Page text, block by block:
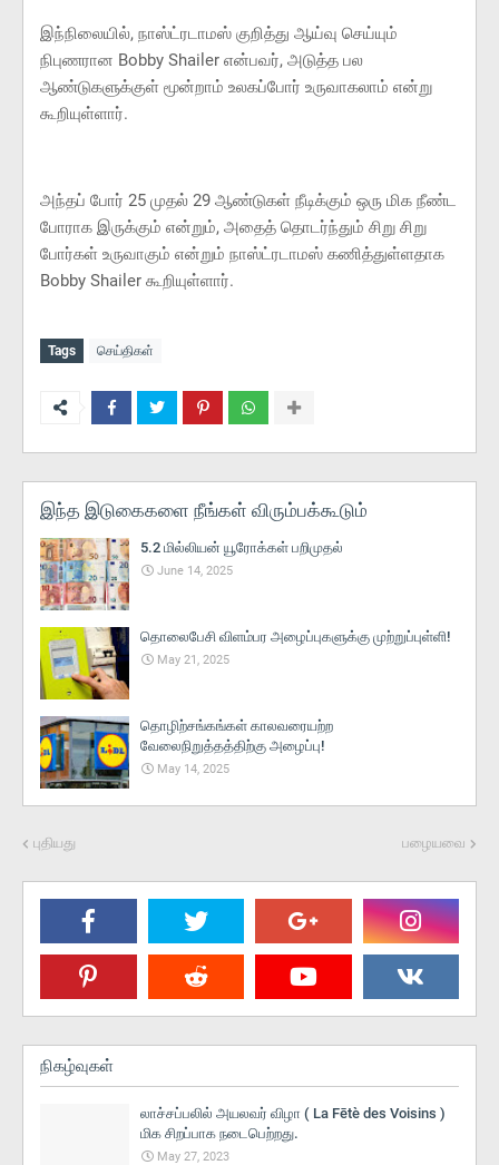
இந்நிலையில், நாஸ்ட்ரடாமஸ் குறித்து ஆய்வு செய்யும்
நிபுணரான Bobby Shailer என்பவர், அடுத்த பல
ஆண்டுகளுக்குள் மூன்றாம் உலகப்போர் உருவாகலாம் என்று
கூறியுள்ளார்.
அந்தப் போர் 25 முதல் 29 ஆண்டுகள் நீடிக்கும் ஒரு மிக நீண்ட
போராக இருக்கும் என்றும், அதைத் தொடர்ந்தும் சிறு சிறு
போர்கள் உருவாகும் என்றும் நாஸ்ட்ரடாமஸ் கணித்துள்ளதாக
Bobby Shailer கூறியுள்ளார்.
Tags செய்திகள்
இந்த இடுகைகளை நீங்கள் விரும்பக்கூடும்
5.2 மில்லியன் யூரோக்கள் பறிமுதல்
June 14, 2025
தொலைபேசி விளம்பர அழைப்புகளுக்கு முற்றுப்புள்ளி!
May 21, 2025
தொழிற்சங்கங்கள் காலவரையற்ற
வேலைநிறுத்தத்திற்கு அழைப்பு!
May 14, 2025
புதியது பழையவை
நிகழ்வுகள்
லாச்சப்பலில் அயலவர் விழா ( La Fētè des Voisins )
மிக சிறப்பாக நடைபெற்றது.
May 27, 2023